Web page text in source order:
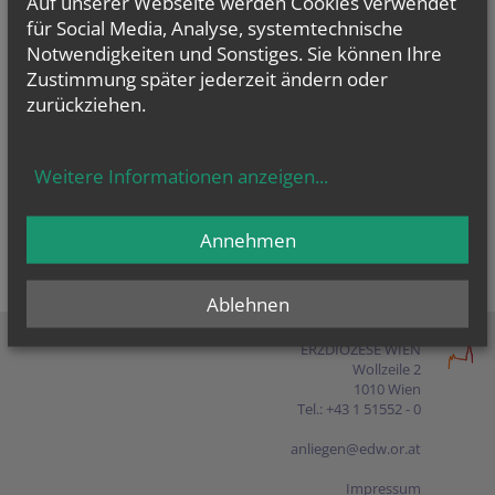
Presse
Shop
ERZDIÖZESE WIEN
Wollzeile 2
1010 Wien
Tel.: +43 1 51552 - 0
anliegen@edw.or.at
Impressum
für Social Media, Analyse, systemtechnische
Notwendigkeiten und Sonstiges. Sie können Ihre
Zustimmung später jederzeit ändern oder
zurückziehen.
Weitere Informationen anzeigen...
Ablehnen
Annehmen